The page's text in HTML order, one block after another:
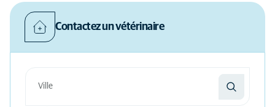
Contactez un vétérinaire